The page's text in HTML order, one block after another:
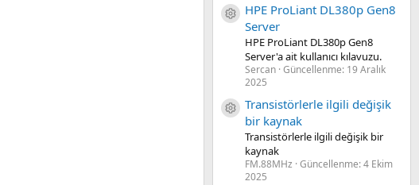
Kaynak ikon/amblem
HPE ProLiant DL380p Gen8
Server
HPE ProLiant DL380p Gen8
Server'a ait kullanıcı kılavuzu.
Sercan Güncellenme: 19 Aralık
2025
Kaynak ikon/amblem
Transistörlerle ilgili değişik
bir kaynak
Transistörlerle ilgili değişik bir
kaynak
FM.88MHz Güncellenme:4 Ekim
2025